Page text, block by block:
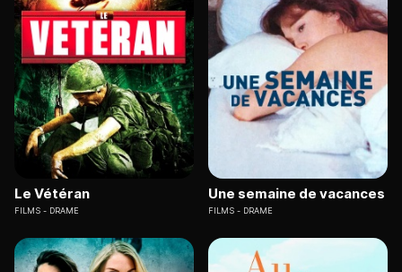
Le Vétéran
FILMS DRAME
Une semaine de vacances
FILMS DRAME